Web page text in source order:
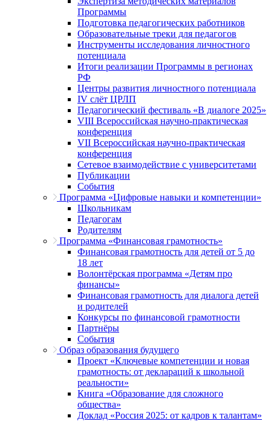
Программы
Подготовка педагогических работников
Образовательные треки для педагогов
Инструменты исследования личностного
потенциала
Итоги реализации Программы в регионах
РФ
Центры развития личностного потенциала
IV слёт ЦРЛП
Педагогический фестиваль «В диалоге 2025»
VIII Всероссийская научно-практическая
конференция
VII Всероссийская научно-практическая
конференция
Сетевое взаимодействие с университетами
Публикации
События
Программа «Цифровые навыки и компетенции»
Школьникам
Педагогам
Родителям
Программа «Финансовая грамотность»
Финансовая грамотность для детей от 5 до
18 лет
Волонтёрская программа «Детям про
финансы»
Финансовая грамотность для диалога детей
и родителей
Конкурсы по финансовой грамотности
Партнёры
События
Образ образования будущего
Проект «Ключевые компетенции и новая
грамотность: от деклараций к школьной
реальности»
Книга «Образование для сложного
общества»
Доклад «Россия 2025: от кадров к талантам»